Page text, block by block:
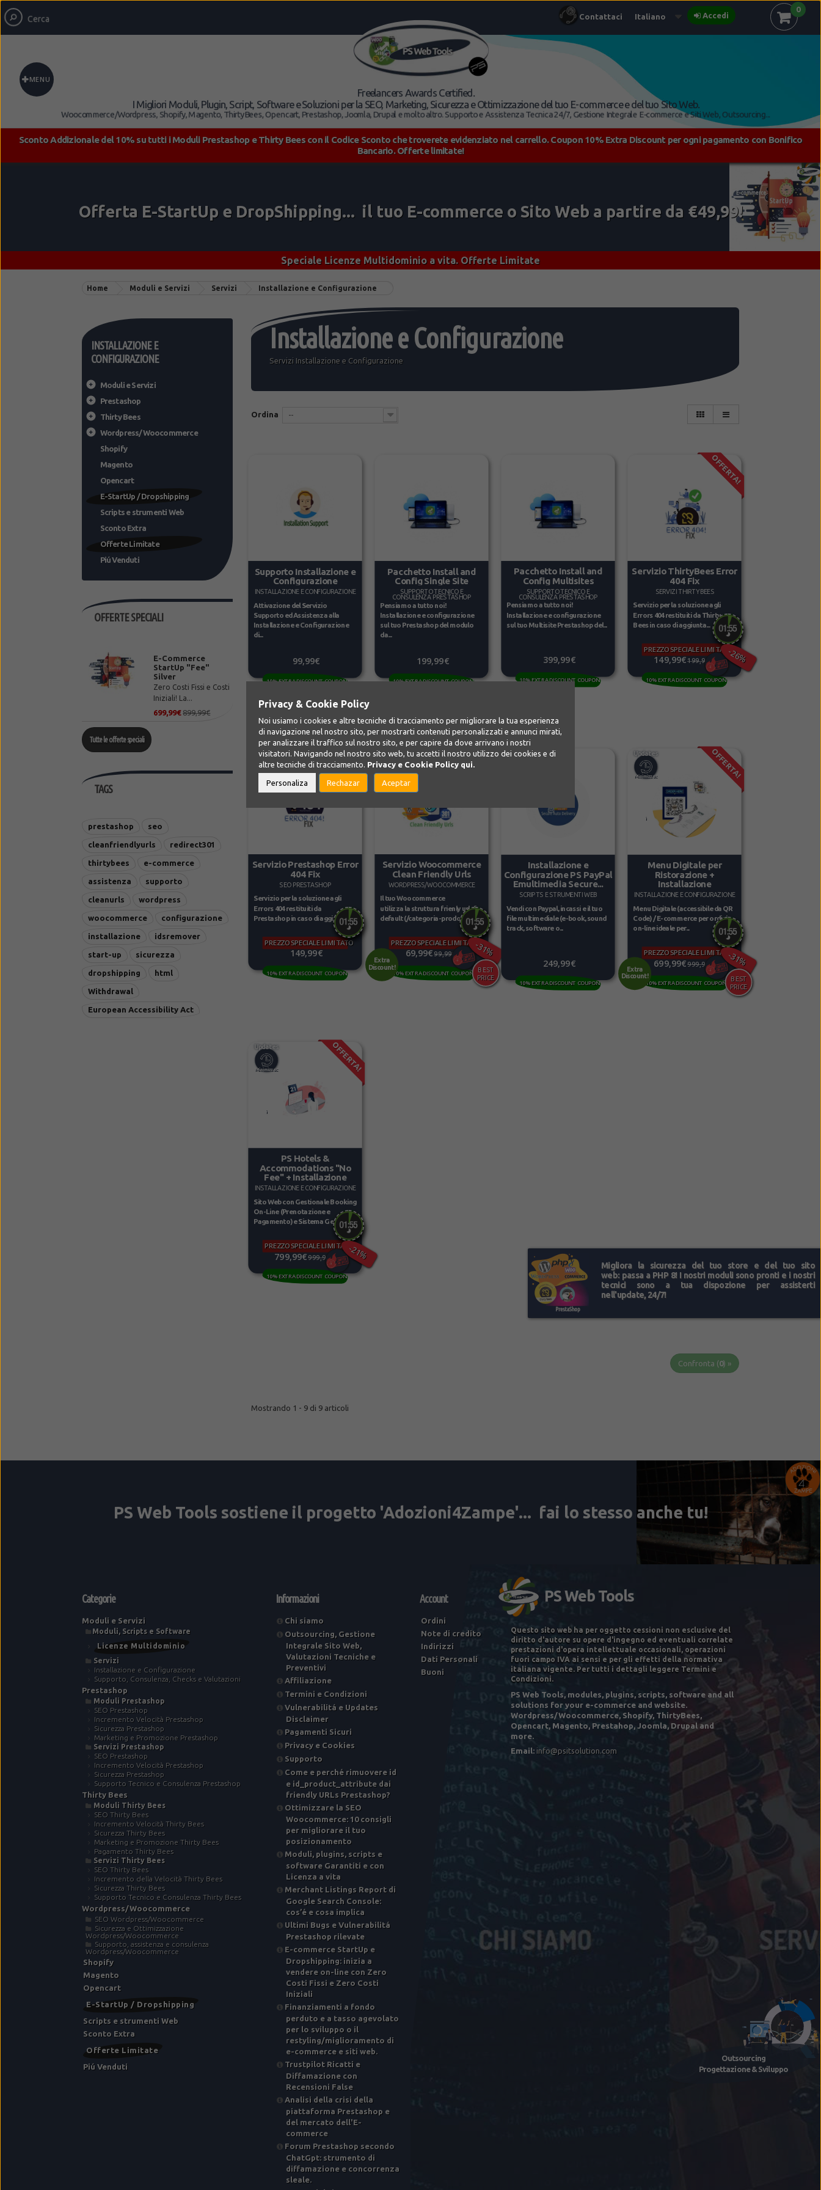
Accedi
Italiano
Contattaci
Freelancers Awards Certified.
I Migliori Moduli, Plugin, Script, Software e Soluzioni per la SEO, Marketing, Sicurezza e Ottimizzazione del tuo E-commerce e del tuo Sito Web.
Woocommerce/Wordpress, Shopify, Magento, ThirtyBees, Opencart, Prestashop, Joomla, Drupal e molto altro. Supporto e Assistenza Tecnica 24/7, Gestione Integrale E-commerce e Siti Web, Outsourcing...
0
MENU
Home Moduli e Servizi Servizi Installazione e Configurazione
INSTALLAZIONE E
CONFIGURAZIONE
Moduli e Servizi
Prestashop
Thirty Bees
Wordpress/Woocommerce
Shopify
Magento
Opencart
E-StartUp / Dropshipping
Scripts e strumenti Web
Sconto Extra
Offerte Limitate
Piú Venduti
OFFERTE SPECIALI
E-Commerce
StartUp "Fee"
Silver
Zero Costi Fissi e Costi
Iniziali! La...
699,99€899,99€
Tutte le offerte speciali
TAGS
prestashop seo
cleanfriendlyurls redirect301
thirtybees e-commerce
assistenza supporto
cleanurls wordpress
woocommerce configurazione
installazione idsremover
start-up sicurezza
dropshipping html
Withdrawal
European Accessibility Act
Installazione e Configurazione
Servizi Installazione e Configurazione
Ordina --
Supporto Installazione e
Configurazione
INSTALLAZIONE E CONFIGURAZIONE
Attivazione del Servizio
Supporto ed Assistenza alla
Installazione e Configurazione
di...
10% EXTRA DISCOUNT COUPON
99,99€
Pacchetto Install and
Config Single Site
SUPPORTO TECNICO E
CONSULENZA PRESTASHOP
Pensiamo a tutto noi!
Installazione e configurazione
sul tuo Prestashop del modulo
da...
10% EXTRA DISCOUNT COUPON
199,99€
Pacchetto Install and
Config Multisites
SUPPORTO TECNICO E
CONSULENZA PRESTASHOP
Pensiamo a tutto noi!
Installazione e configurazione
sul tuo Multisite Prestashop del...
10% EXTRA DISCOUNT COUPON
399,99€
OFFERTA!
Servizio ThirtyBees Error
404 Fix
SERVIZI THIRTY BEES
Servizio per la soluzione agli
Errors 404 restituiti da Thirty
Bees in caso di aggiunta...
PREZZO SPECIALE LIMITATO
10% EXTRA DISCOUNT COUPON
149,99€199,99€ -26%
Servizio Prestashop Error
404 Fix
SEO PRESTASHOP
Servizio per la soluzione agli
Errors 404 restituiti da
Prestashop in caso di aggiunta...
PREZZO SPECIALE LIMITATO
10% EXTRA DISCOUNT COUPON
149,99€
OFFERTA!
Servizio Woocommerce
Clean Friendly Urls
WORDPRESS/WOOCOMMERCE
Extra
Discount!
Il tuo Woocommerce
utilizza la struttura frienly url di
default (/categoria-prodotto/ e...
PREZZO SPECIALE LIMITATO
10% EXTRA DISCOUNT COUPON
69,99€99,99€ -31%
Installazione e
Configurazione PS PayPal
Emultimedia Secure...
SCRIPTS E STRUMENTI WEB
Vendi con Paypal, incassi e il tuo
file multimediale (e-book, sound
track, software o...
10% EXTRA DISCOUNT COUPON
249,99€
OFFERTA!
Menu Digitale per
Ristorazione +
Installazione
INSTALLAZIONE E CONFIGURAZIONE
Extra
Discount!
Menu Digitale (accessibile da QR
Code) / E-commerce per ordini
on-line ideale per...
PREZZO SPECIALE LIMITATO
10% EXTRA DISCOUNT COUPON
699,99€999,99€ -31%
OFFERTA!
PS Hotels &
Accommodations "No
Fee" + Installazione
INSTALLAZIONE E CONFIGURAZIONE
Sito Web con Gestionale Booking
On-Line (Prenotazione e
Pagamento) e Sistema Gestione...
PREZZO SPECIALE LIMITATO
10% EXTRA DISCOUNT COUPON
799,99€999,99€ -21%
Confronta (0) »
Mostrando 1 - 9 di 9 articoli
Categorie
Moduli e Servizi
Moduli, Scripts e Software
Licenze Multidominio
Servizi
Installazione e Configurazione
Supporto, Consulenza, Checks e Valutazioni
Prestashop
Moduli Prestashop
SEO Prestashop
Incremento Velocità Prestashop
Sicurezza Prestashop
Marketing e Promozione Prestashop
Servizi Prestashop
SEO Prestashop
Incremento Velocità Prestashop
Sicurezza Prestashop
Supporto Tecnico e Consulenza Prestashop
Thirty Bees
Moduli Thirty Bees
SEO Thirty Bees
Incremento Velocità Thirty Bees
Sicurezza Thirty Bees
Marketing e Promozione Thirty Bees
Pagamento Thirty Bees
Servizi Thirty Bees
SEO Thirty Bees
Incremento della Velocità Thirty Bees
Sicurezza Thirty Bees
Supporto Tecnico e Consulenza Thirty Bees
Wordpress/Woocommerce
SEO Wordpress/Woocommerce
Sicurezza e Ottimizzazione
Wordpress/Woocommerce
Supporto, assistenza e consulenza
Wordpress/Woocommerce
Shopify
Magento
Opencart
E-StartUp / Dropshipping
Scripts e strumenti Web
Sconto Extra
Offerte Limitate
Piú Venduti
Informazioni
Chi siamo
Outsourcing, Gestione
Integrale Sito Web,
Valutazioni Tecniche e
Preventivi
Affiliazione
Termini e Condizioni
Vulnerabilitá e Updates
Disclaimer
Pagamenti Sicuri
Privacy e Cookies
Supporto
Come e perché rimuovere id ​​
e id_product_attribute dai
friendly URLs Prestashop?
Ottimizzare la SEO
Woocommerce: 10 consigli
per migliorare il tuo
posizionamento
Moduli, plugins, scripts e
software Garantiti e con
Licenza a vita
Merchant Listings Report di
Google Search Console:
cos’é e cosa implica
Ultimi Bugs e Vulnerabilitá
Prestashop rilevate
E-commerce StartUp e
Dropshipping: inizia a
vendere on-line con Zero
Costi Fissi e Zero Costi
Iniziali
Finanziamenti a fondo
perduto e a tasso agevolato
per lo sviluppo o il
restyling/miglioramento di
e-commerce e siti web.
Trustpilot Ricatti e
Diffamazione con
Recensioni False
Analisi della crisi della
piattaforma Prestashop e
del mercato dell'E-
commerce
Forum Prestashop secondo
ChatGpt: strumento di
diffamazione e concorrenza
sleale.
Account
Ordini
Note di credito
Indirizzi
Dati Personali
Buoni
Questo sito web ha per oggetto cessioni non esclusive del
diritto d'autore su opere d'ingegno ed eventuali correlate
prestazioni d'opera intellettuale occasionali, operazioni
fuori campo IVA ai sensi e per gli effetti della normativa
italiana vigente. Per tutti i dettagli leggere Termini e
Condizioni.
PS Web Tools, modules, plugins, scripts, software and all
solutions for your e-commerce and website.
Wordpress/Woocommerce, Shopify, ThirtyBees,
Opencart, Magento, Prestahop, Joomla, Drupal and
more.
Email: info@psitsolution.com
Privacy & Cookie Policy
Noi usiamo i cookies e altre tecniche di tracciamento per migliorare la tua esperienza
di navigazione nel nostro sito, per mostrarti contenuti personalizzati e annunci mirati,
per analizzare il traffico sul nostro sito, e per capire da dove arrivano i nostri
visitatori. Navigando nel nostro sito web, tu accetti il nostro utilizzo dei cookies e di
altre tecniche di tracciamento. Privacy e Cookie Policy qui.
Personaliza Rechazar Aceptar